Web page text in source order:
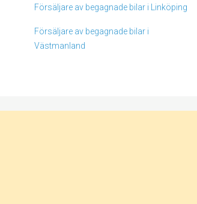
Försäljare av begagnade bilar i Linköping
Försäljare av begagnade bilar i
Västmanland